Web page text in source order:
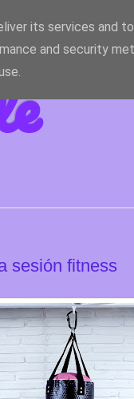
sesión fitness
its services and
and security